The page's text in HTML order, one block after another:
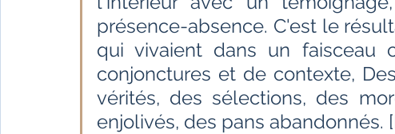
Littérature anglo-saxonne Littérature du
Littérature népalaise Littérature sri-lankaise
présence-absence. C'est le
qui vivaient dans un faisceau
conjonctures et de contexte,
vérités, des sélections, des
enjolivés, des pans abandonnés.